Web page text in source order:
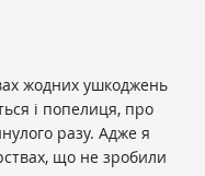
жодних ушкоджень
і попелиця, про
разу. Адже я
що не зробили